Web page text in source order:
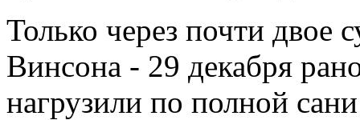
Только через почти двое
Винсона - 29 декабря
нагрузили по полной